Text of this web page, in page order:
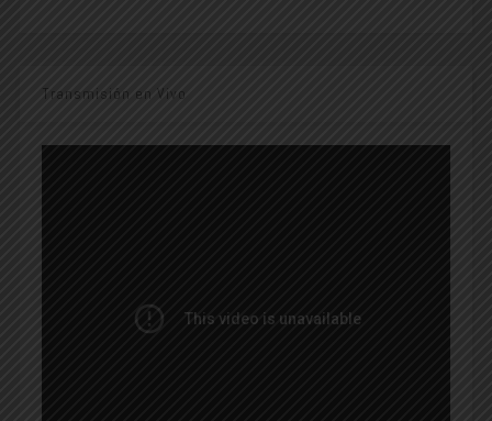
Transmisión en Vivo